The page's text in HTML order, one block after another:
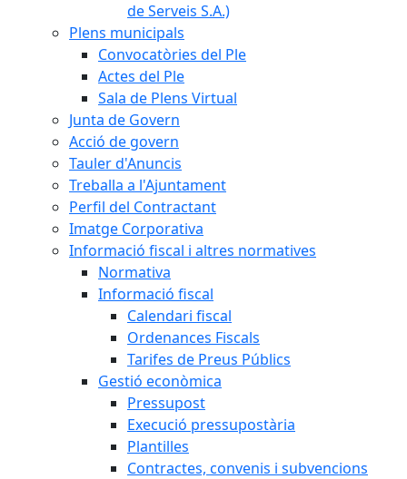
de Serveis S.A.)
Plens municipals
Convocatòries del Ple
Actes del Ple
Sala de Plens Virtual
Junta de Govern
Acció de govern
Tauler d'Anuncis
Treballa a l'Ajuntament
Perfil del Contractant
Imatge Corporativa
Informació fiscal i altres normatives
Normativa
Informació fiscal
Calendari fiscal
Ordenances Fiscals
Tarifes de Preus Públics
Gestió econòmica
Pressupost
Execució pressupostària
Plantilles
Contractes, convenis i subvencions